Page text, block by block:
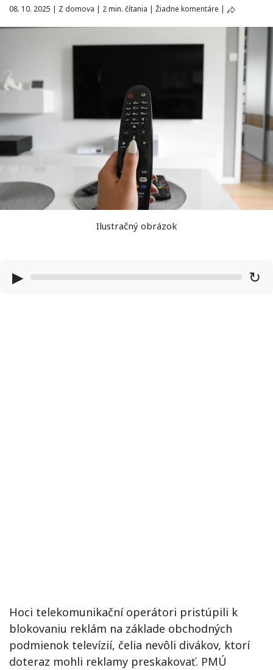
08. 10. 2025 | Z domova | 2 min. čítania | Žiadne komentáre |
Ilustračný obrázok
▶ ↻
Hoci telekomunikační operátori pristúpili k
blokovaniu reklám na základe obchodných
podmienok televízií, čelia nevôli divákov, ktorí
doteraz mohli reklamy preskakovať. PMÚ